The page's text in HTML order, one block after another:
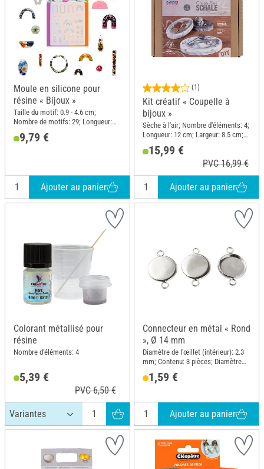
Moule en silicone pour
résine « Bijoux »
Taille du motif: 0.9 - 4.6 cm;
Nombre de motifs: 29; Longueur:
0.8 cm; Matériau: Silicone
9,79 €
Ajouter au panier
(1)
Kit créatif « Coupelle à
bijoux »
Sèche à l'air; Nombre d'éléments: 4;
Longueur: 12 cm; Largeur: 8.5 cm;
15,99 €
PVC 16,99 €
Ajouter au panier
Colorant métallisé pour
résine
Nombre d'éléments: 4
5,39 €
PVC 6,50 €
Connecteur en métal « Rond
», Ø 14 mm
Diamètre de l'œillet (intérieur): 2.3
mm; Contenu: 3 pièces; Diamètre
Laiton
1,59 €
Ajouter au panier